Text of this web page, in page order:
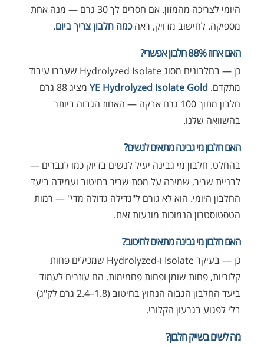
היומי לצריכה מהמזון. אם חסרים לך 30 גרם — מנה אחת
מספיקה. לחישוב מדויק, ראהכמה חלבון צריך ביום.
האם אחוז 88% חלבון אפשרי?
כן — בחלבונים מסוג Hydrolyzed Isolate שעברו עיבוד
מתקדם. YE Hydrolyzed Isolate Gold
מציג 88 גרם
חלבון מתוך 100 גרם אבקה — האחוז הגבוה ביותר
בהשוואה שלנו.
האם חלבון מי גבינה מתאים לנשים?
בהחלט. חלבון מי גבינה יעיל לנשים בדיוק כמו לגברים —
לבניית שריר, שמירה על מסת שריר בחיטוב ועמידה ביעד
החלבון היומי. הוא לא גורם ל"גדילה גדולה מדי" — רמות
הטסטוסטרון הנמוכות מונעות זאת.
האם חלבון מי גבינה מתאים לחיטוב?
כן — בעיקר Isolate ו-Hydrolyzed שמכילים פחות
קלוריות, פחות שומן ופחות פחמימות. הם עוזרים לעמוד
ביעד החלבון הגבוה הנחוץ בחיטוב (1.8–2.4 גרם לק"ג)
בלי לפגוע בגרעון הקלורי.
מה לשים בשייק חלבון?